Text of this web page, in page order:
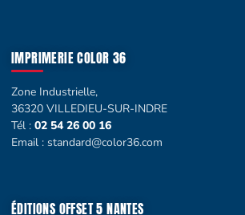
IMPRIMERIE COLOR 36
Zone Industrielle,
36320 VILLEDIEU-SUR-INDRE
Tél : 02 54 26 00 16
Email : standard@color36.com
ÉDITIONS OFFSET 5 NANTES